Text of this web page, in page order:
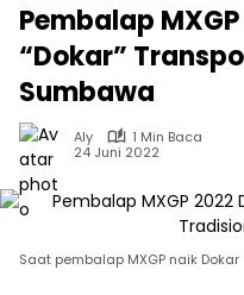
Pembalap
“Dokar”
Sumbawa
Aly
1 Min Baca
24 Juni 2022
Saat pembalap MXGP naik Dokar